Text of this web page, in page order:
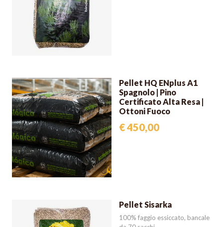
Pellet HQ ENplus A1
Spagnolo | Pino
Certificato Alta Resa |
Ottoni Fuoco
€ 450,00
Pellet Sisarka
100% faggio essiccato, bancale